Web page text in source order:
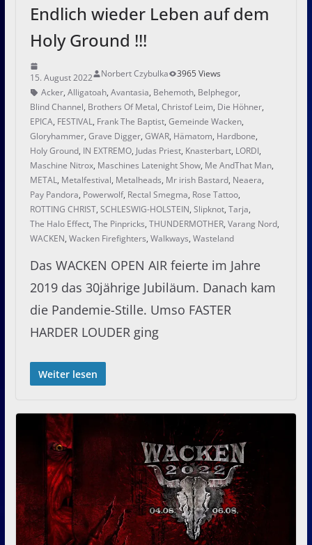
Endlich wieder Leben auf dem
Holy Ground !!!
15. August 2022 Norbert Czybulka
3965 Views
Acker, Alligatoah, Avantasia, Behemoth, Belphegor,
Blind Channel, Brothers Of Metal, Christof Leim, Die Höhner,
EPICA, FESTIVAL, Frank The Baptist, Gemeinde Wacken,
Gloryhammer, Grave Digger, GWAR, Hämatom, Hardbone,
Holy Ground, IN EXTREMO, Judas Priest, Knasterbart, LORDI,
Maschine Nitrox, Maschines Latenight Show, Me AndThat Man,
METAL, Metalfestival, Metalheads, Mr irish Bastard, Neaera,
Pay Pandora, Powerwolf, Rectal Smegma, Rose Tattoo,
ROTTING CHRIST, SCHLESWIG-HOLSTEIN, Slipknot, Tarja,
The Halo Effect, The Pinpricks, THUNDERMOTHER, Varang Nord,
WACKEN, Wacken Firefighters, Walkways, Wasteland
Das WACKEN OPEN AIR feierte im Jahre
2019 das 30jährige Jubiläum. Danach kam
die Pandemie-Stille. Umso FASTER
HARDER LOUDER ging
Weiter lesen